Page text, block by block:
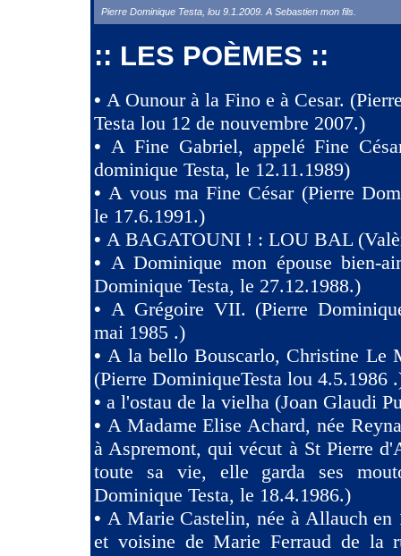
Pierre Dominique Testa, lou 9.1.2009. A Sebastien mon fils.
:: LES POÈMES ::
• A Ounour à la Fino e à Cesar.
Testa lou 12 de nouvembre 2007.)
• A Fine Gabriel, appelé Fine
dominique Testa, le 12.11.1989)
•A vous ma Fine César (Pierre
le 17.6.1991.)
• A BAGATOUNI ! : LOU BAL
• A Dominique mon épouse bien-
Dominique Testa, le 27.12.1988.)
• A Grégoire VII. (Pierre
mai 1985 .)
•A la bello Bouscarlo, Christine Le
(Pierre DominiqueTesta lou 4.5.1986
• a l'ostau de la vielha (Joan Glaudi
• A Madame Elise Achard, née
à Aspremont, qui vécut à St Pierre
toute sa vie, elle garda ses
Dominique Testa, le 18.4.1986.)
• A Marie Castelin, née à Allauch en
et voisine de Marie Ferraud de la